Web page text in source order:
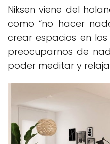
Niksen viene del
como “no hacer
crear espacios en
preocuparnos de
poder meditar y